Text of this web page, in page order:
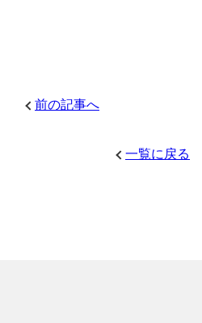
前の記事へ
一覧に戻る